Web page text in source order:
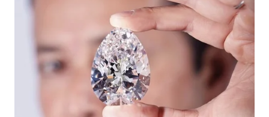
NATUNA
WN
BINTAN